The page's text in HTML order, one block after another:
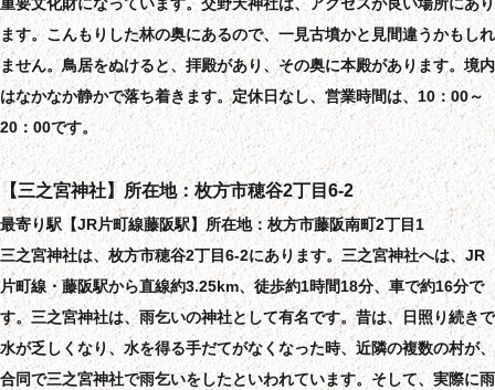
ます。こんもりした林の奥にあるので、一見古墳かと見間違うかもしれ
ません。鳥居をぬけると、拝殿があり、その奥に本殿があります。境内
はなかなか静かで落ち着きます。定休日なし、営業時間は、10：00～
20：00です。
【三之宮神社】所在地：枚方市穂谷2丁目6-2
最寄り駅【JR片町線藤阪駅】所在地：枚方市藤阪南町2丁目1
三之宮神社は、枚方市穂谷2丁目6-2にあります。三之宮神社へは、JR
片町線・藤阪駅から直線約3.25km、徒歩約1時間18分、車で約16分で
す。三之宮神社は、雨乞いの神社として有名です。昔は、日照り続きで
水が乏しくなり、水を得る手だてがなくなった時、近隣の複数の村が、
合同で三之宮神社で雨乞いをしたといわれています。そして、実際に雨